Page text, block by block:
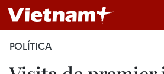
POLÍTICA